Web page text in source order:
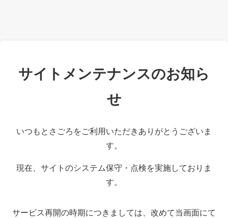
サイトメンテナンスのお知ら
せ
いつもとさごろをご利用いただきありがとうございま
す。
現在、サイトのシステム保守・点検を実施しておりま
す。
サービス再開の時期につきましては、改めて当画面にて